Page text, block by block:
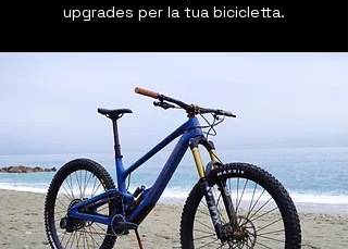
upgrades per la tua bicicletta.